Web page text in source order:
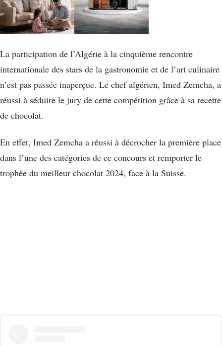
La participation de l’Algérie à la cinquième rencontre
internationale des stars de la gastronomie et de l’art culinaire
n’est pas passée inaperçue. Le chef algérien, Imed Zemcha, a
réussi à séduire le jury de cette compétition grâce à sa recette
de chocolat.
En effet, Imed Zemcha a réussi à décrocher la première place
dans l’une des catégories de ce concours et remporter le
trophée du meilleur chocolat 2024, face à la Suisse.